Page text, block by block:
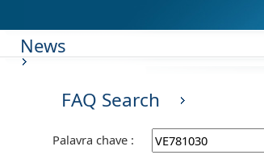
News
FAQ Search
Palavra chave :